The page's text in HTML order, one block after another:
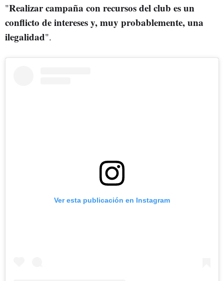
"Realizar campaña con recursos del club es un
conflicto de intereses y, muy probablemente, una
ilegalidad".
Ver esta publicación en Instagram